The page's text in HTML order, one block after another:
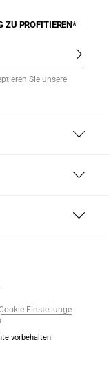
ZU PROFITIEREN*
Sie unsere
Einstellunge
vorbehalten.